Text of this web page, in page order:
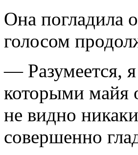
Она погладила
голосом
— Разумеется,
которыми майя
не видно
совершенно